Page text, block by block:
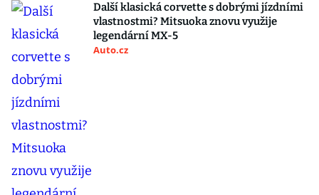
Další klasická corvette s dobrými jízdními
vlastnostmi? Mitsuoka znovu využije
legendární MX-5
Auto.cz